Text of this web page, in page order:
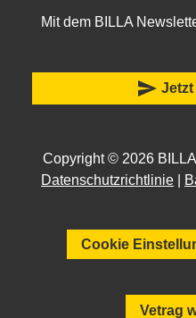
Mit dem BILLA
send Jetzt
Copyright © 2026 BILLA
Datenschutzrichtlinie
Cookie
Vetrag